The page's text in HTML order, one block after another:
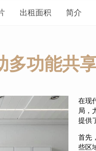
出租面积 简介
多功能共
在现
局，
提供
首先
些区